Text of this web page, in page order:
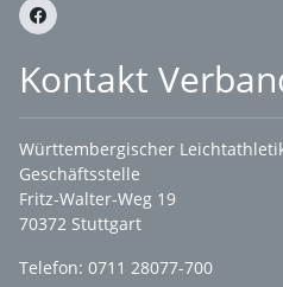
Kontakt
Württembergischer
Geschäftsstelle
Fritz-Walter-Weg 19
70372 Stuttgart
Telefon: 0711 28077-700